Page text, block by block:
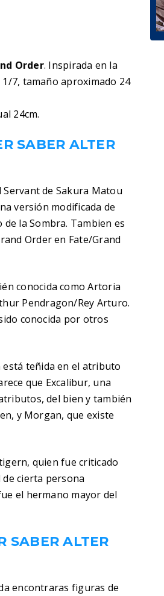
Order. Inspirada en la
1/7, tamaño aproximado 24
24cm.
SABER ALTER
Servant de Sakura Matou
versión modificada de
la Sombra. Tambien es
Order en Fate/Grand
conocida como Artoria
Pendragon/Rey Arturo.
conocida por otros
está teñida en el atributo
que Excalibur, una
del bien y también
y Morgan, que existe
quien fue criticado
cierta persona
el hermano mayor del
SABER ALTER
encontraras figuras de